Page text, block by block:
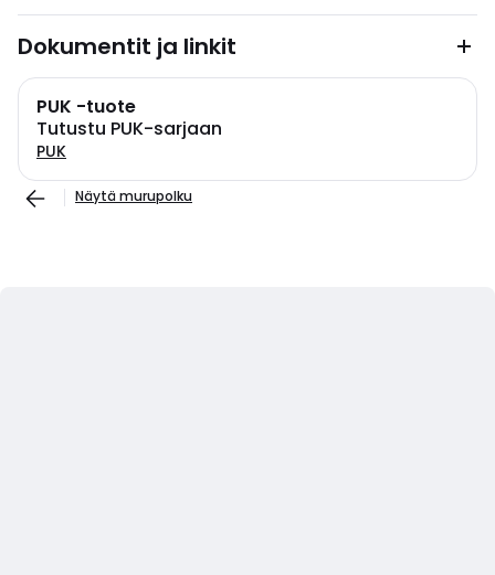
Dokumentit ja linkit
PUK -tuote
Tutustu PUK-sarjaan
PUK
Näytä murupolku